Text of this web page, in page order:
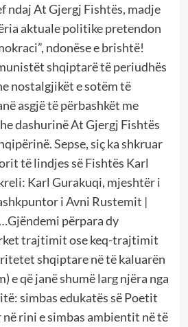
ndaj At Gjergj Fishtës, madje
aktuale politike pretendon
ndonëse e brishtë!
shqiptarë të periudhës
nostalgjikët e sotëm të
asgjë të përbashkët me
dashurinë At Gjergj Fishtës
Sepse, siç ka shkruar
të lindjes së Fishtës Karl
Karl Gurakuqi, mjeshtër i
i Avni Rustemit |
përpara dy
trajtimit ose keq-trajtimit
shqiptare në të kaluarën
e që janë shumë larg njëra nga
simbas edukatës së Poetit
rini e simbas ambientit në të